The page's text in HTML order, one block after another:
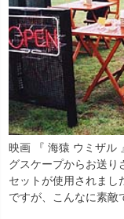
映画 『 海猿 ウミザル
グスケープからお送り
セットが使用されまし
ですが、こんなに素敵